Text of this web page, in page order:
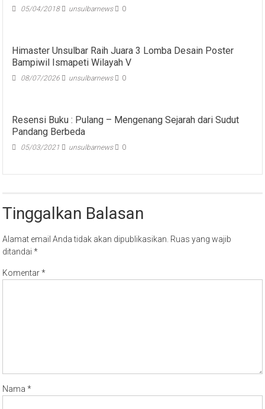
05/04/2018 unsulbarnews 0
Himaster Unsulbar Raih Juara 3 Lomba Desain Poster
Bampiwil Ismapeti Wilayah V
08/07/2026 unsulbarnews 0
Resensi Buku : Pulang – Mengenang Sejarah dari Sudut
Pandang Berbeda
05/03/2021 unsulbarnews 0
Tinggalkan Balasan
Alamat email Anda tidak akan dipublikasikan. Ruas yang wajib
ditandai*
Komentar*
Nama*